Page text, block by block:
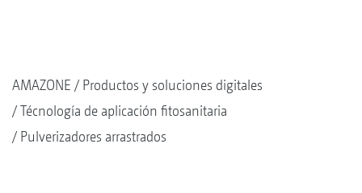
AMAZONE
Productos y soluciones digitales
Técnología de aplicación fitosanitaria
Pulverizadores arrastrados